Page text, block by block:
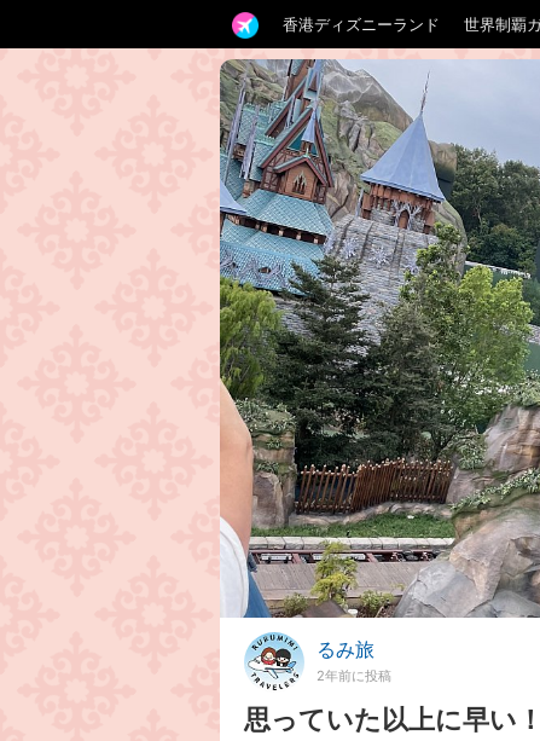
香港ディズニーランド 世界制覇
るみ旅
2年前に投稿
思っていた以上に早い